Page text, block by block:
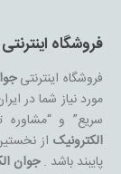
فروشگاه
فروشگاه اینترنتی
مورد نیاز شما در
سریع” و
الکترونیکاز
پایبند باشد .جوان